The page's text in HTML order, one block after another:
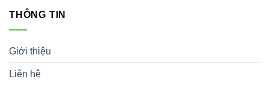
THÔNG TIN
Giới thiệu
Liên hệ